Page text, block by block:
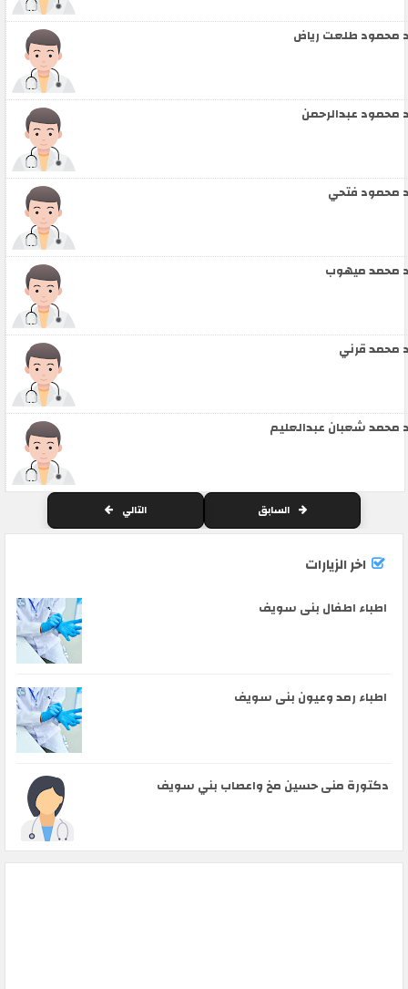
محمود طلعت رياض
محمود عبدالرحمن
محمود فتحي
محمد ميهوب
محمد قرني
محمد شعبان عبدالعليم
السابق التالي
اخر الزيارات
اطباء اطفال بنى سويف
اطباء رمد وعيون بنى سويف
دكتورة منى حسين مخ واعصاب بني سويف